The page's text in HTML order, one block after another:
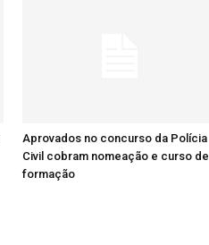
Aprovados no concurso da Polícia
Civil cobram nomeação e curso de
formação